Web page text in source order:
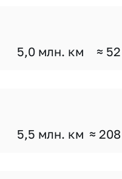
5,0 млн. км ≈
5,5 млн. км ≈